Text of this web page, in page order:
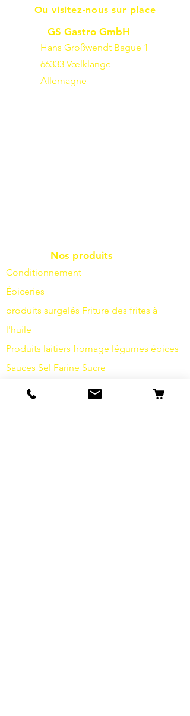
Ou visitez-nous sur place
GS Gastro GmbH
Hans Großwendt Bague 1
66333 Vœlklange
Allemagne
Nos produits
Conditionnement
Épiceries
produits surgelés Friture des frites à
l'huile
Produits laitiers fromage légumes épices
Sauces Sel Farine Sucre
Boissons